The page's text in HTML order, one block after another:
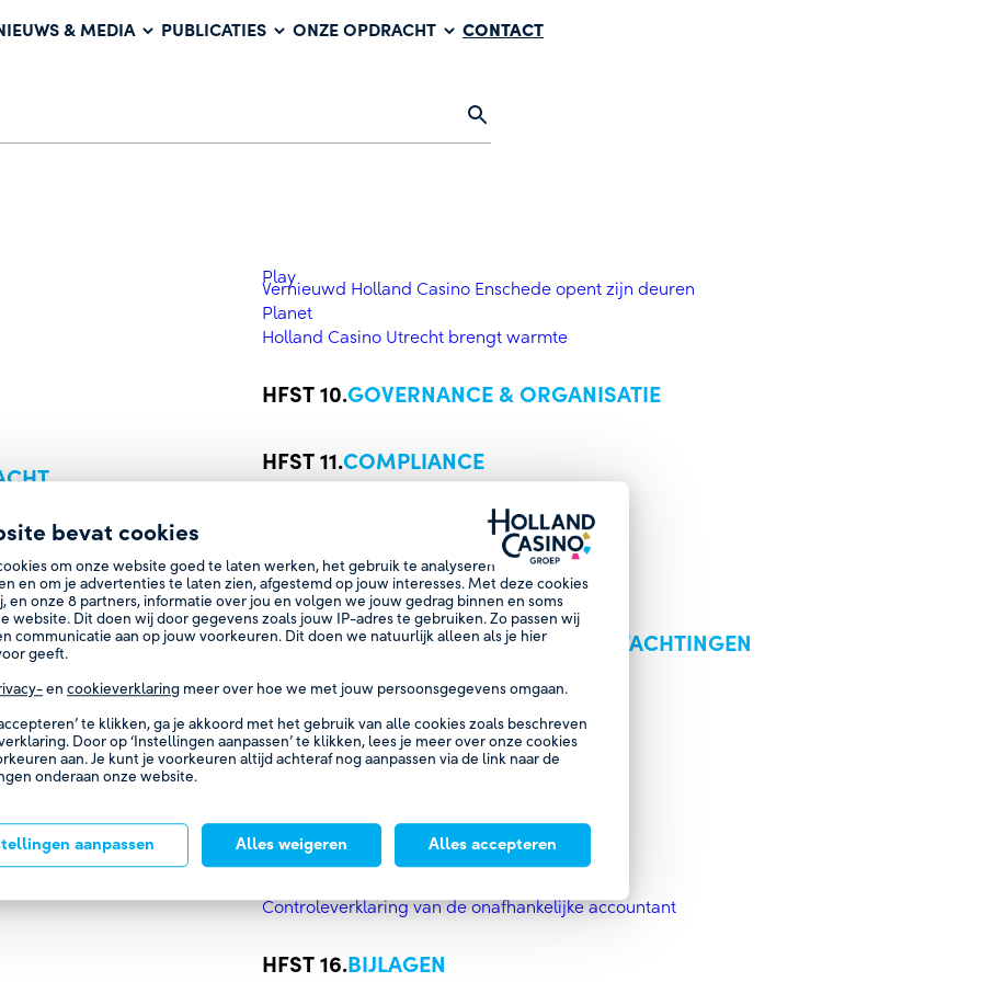
bevat cookies
om onze website goed te laten werken, het gebruik te analyseren
en om je advertenties te laten zien, afgestemd op jouw interesses. Met deze cookies
en onze 8 partners, informatie over jou en volgen we jouw gedrag binnen en soms
website. Dit doen wij door gegevens zoals jouw IP-adres te gebruiken. Zo passen wij
communicatie aan op jouw voorkeuren. Dit doen we natuurlijk alleen als je hier
geeft.
en cookieverklaring meer over hoe we met jouw persoonsgegevens omgaan.
te klikken, ga je akkoord met het gebruik van alle cookies zoals beschreven
Door op ‘Instellingen aanpassen’ te klikken, lees je meer over onze cookies
aan. Je kunt je voorkeuren altijd achteraf nog aanpassen via de link naar de
onderaan onze website.
aanpassen Alles weigeren Alles accepteren
& MEDIA PUBLICATIES ONZE OPDRACHT CONTACT
Play
Vernieuwd Holland Casino Enschede opent zijn deuren
Planet
Holland Casino Utrecht brengt warmte
GOVERNANCE & ORGANISATIE
COMPLIANCE
GOVERNANCE EN RISK
Corporate Governance
Risk
VOORUITZICHTEN EN VERWACHTINGEN
Voorwoord Raad van Commissarissen (rvc)
Verslag Raad van Commissarissen
JAARREKENING 2024
Controleverklaring van de onafhankelijke accountant
BIJLAGEN